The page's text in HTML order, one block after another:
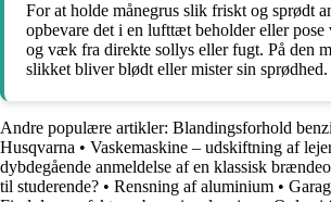
For at holde månegrus slik friskt og sprødt
opbevare det i en lufttæt beholder eller pose
og væk fra direkte sollys eller fugt. På den
slikket bliver blødt eller mister sin sprødhed.
Andre populære artikler: Blandingsforhold
Husqvarna • Vaskemaskine – udskiftning af
dybdegående anmeldelse af en klassisk
til studerende? • Rensning af aluminium •